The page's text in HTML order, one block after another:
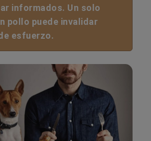
informados. Un solo
pollo puede invalidar
esfuerzo.